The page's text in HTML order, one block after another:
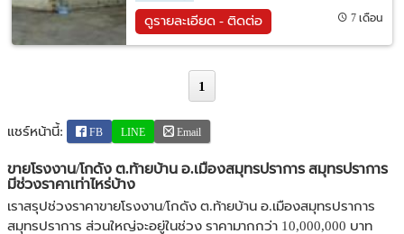
ดูรายละเอียด - ติดต่อ 7 เดือน
1
แชร์หน้านี้: FB LINE Email
ขายโรงงาน/โกดัง ต.ท้ายบ้าน อ.เมืองสมุทรปราการ สมุทรปราการ
มีช่วงราคาเท่าไหร่บ้าง
เราสรุปช่วงราคาขายโรงงาน/โกดัง ต.ท้ายบ้าน อ.เมืองสมุทรปราการ
สมุทรปราการ ส่วนใหญ่จะอยู่ในช่วง ราคามากกว่า 10,000,000 บาท